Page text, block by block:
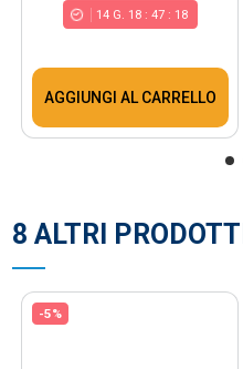
14 G. 18 :47 : 17
AGGIUNGI AL CARRELLO
8 ALTRI
-5%